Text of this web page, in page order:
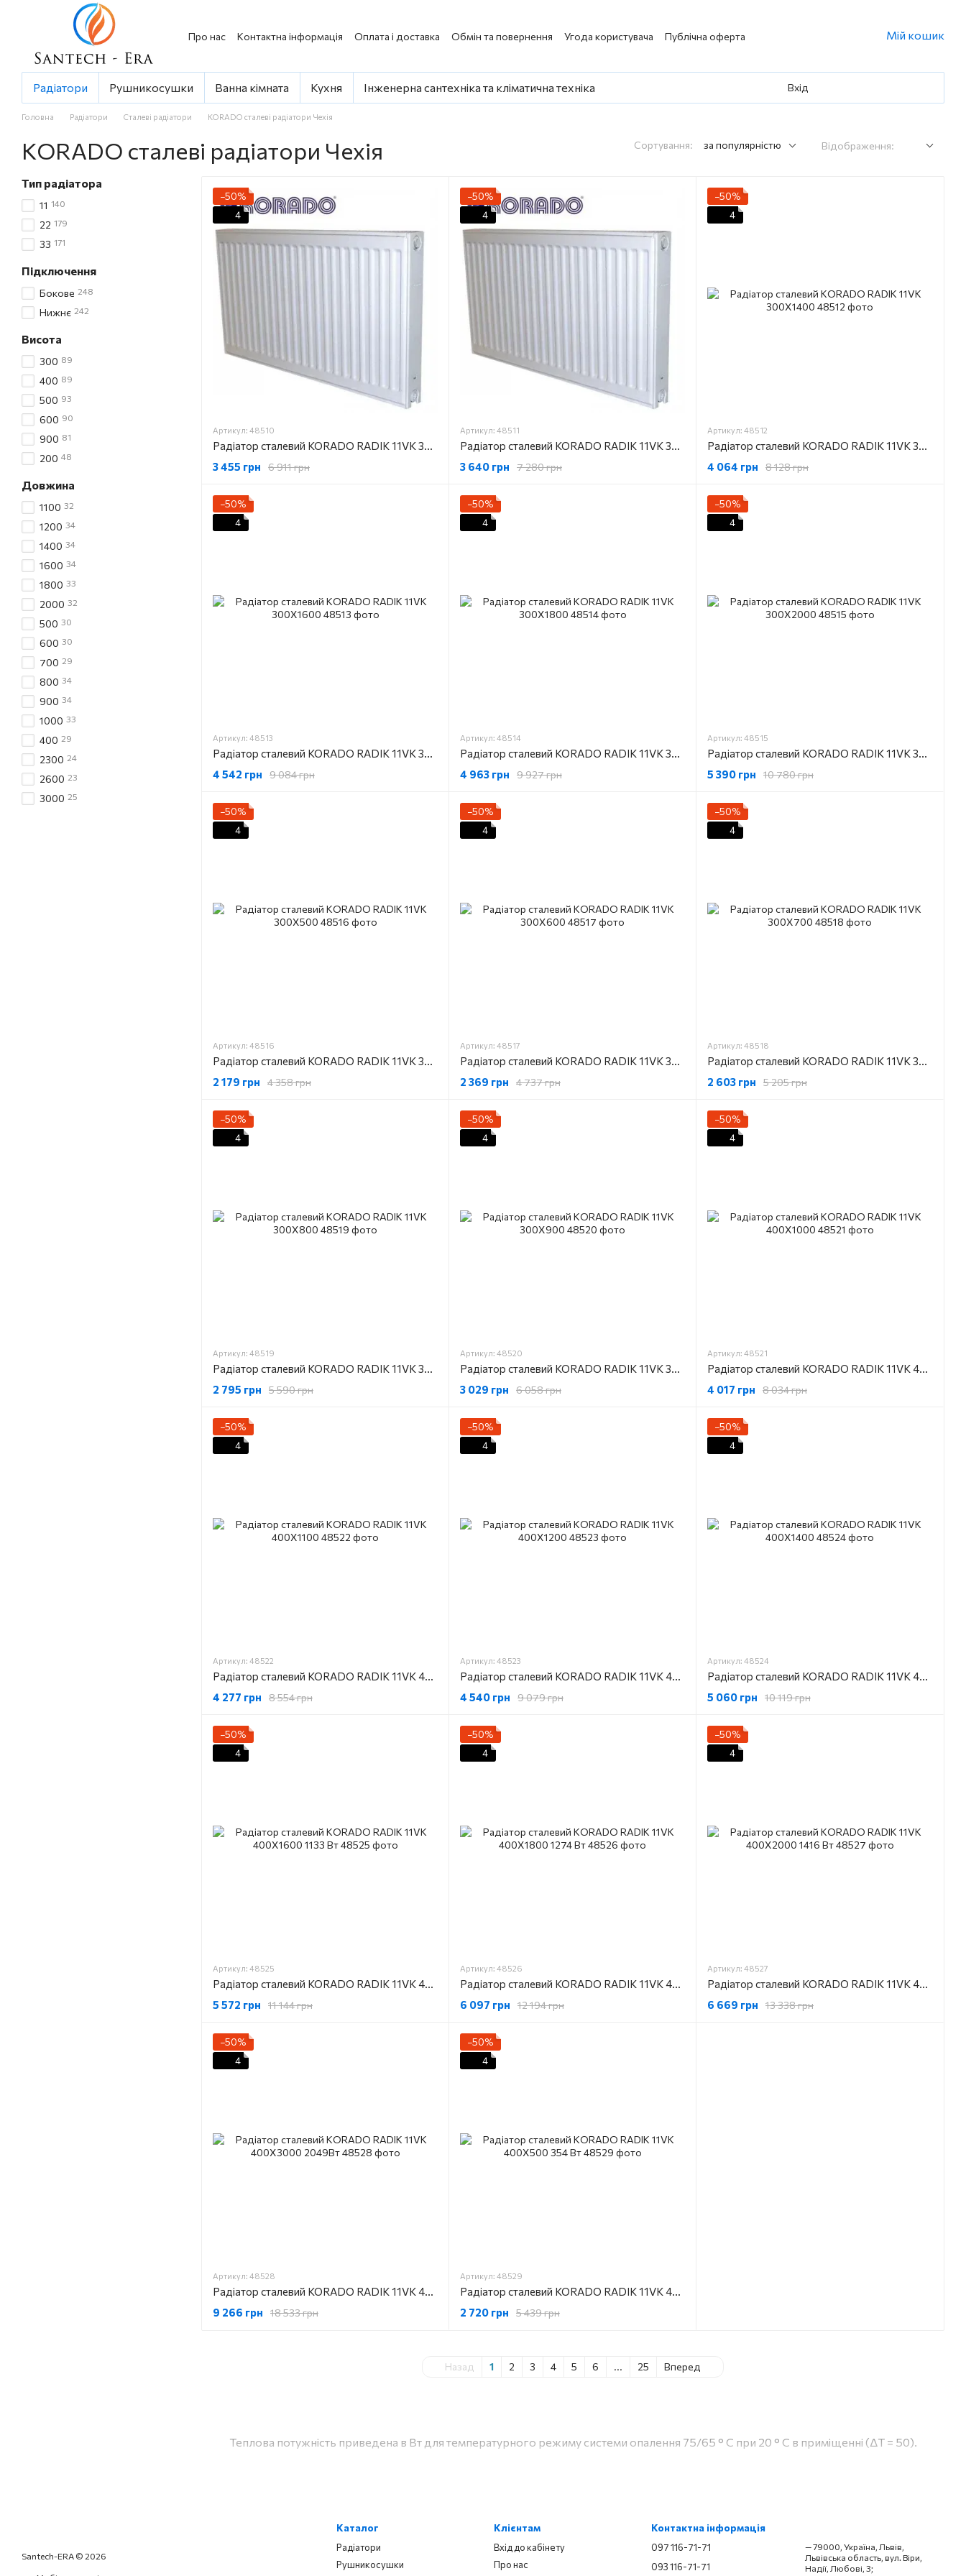
Перейти до основного контенту
Про нас Контактна інформація Оплата і доставка Обмін та повернення Угода користувача Публічна оферта Мій кошик
Радіатори Рушникосушки Ванна кімната Кухня Інженерна сантехніка та кліматична техніка Вхід
Головна Радіатори Сталеві радіатори KORADO сталеві радіатори Чехія
KORADO сталеві радіатори Чехія Сортування: за популярністю Відображення:
Теплова потужність приведена в Вт для температурного режиму системи опалення 75/65 ° C при 20 ° C в приміщенні (ΔT = 50).
−50%
4
Артикул: 48510
Радіатор сталевий KORADO RADIK 11VK 300X1100
6 911 грн
3 455 грн
−50%
4
Артикул: 48511
Радіатор сталевий KORADO RADIK 11VK 300X1200
7 280 грн
3 640 грн
−50%
4
Артикул: 48512
Радіатор сталевий KORADO RADIK 11VK 300X1400
8 128 грн
4 064 грн
−50%
4
Артикул: 48513
Радіатор сталевий KORADO RADIK 11VK 300X1600
9 084 грн
4 542 грн
−50%
4
Артикул: 48514
Радіатор сталевий KORADO RADIK 11VK 300X1800
9 927 грн
4 963 грн
−50%
4
Артикул: 48515
Радіатор сталевий KORADO RADIK 11VK 300X2000
10 780 грн
5 390 грн
−50%
4
Артикул: 48516
Радіатор сталевий KORADO RADIK 11VK 300X500
4 358 грн
2 179 грн
−50%
4
Артикул: 48517
Радіатор сталевий KORADO RADIK 11VK 300X600
4 737 грн
2 369 грн
−50%
4
Артикул: 48518
Радіатор сталевий KORADO RADIK 11VK 300X700
5 205 грн
2 603 грн
−50%
4
Артикул: 48519
Радіатор сталевий KORADO RADIK 11VK 300X800
5 590 грн
2 795 грн
−50%
4
Артикул: 48520
Радіатор сталевий KORADO RADIK 11VK 300X900
6 058 грн
3 029 грн
−50%
4
Артикул: 48521
Радіатор сталевий KORADO RADIK 11VK 400X1000
8 034 грн
4 017 грн
−50%
4
Артикул: 48522
Радіатор сталевий KORADO RADIK 11VK 400X1100
8 554 грн
4 277 грн
−50%
4
Артикул: 48523
Радіатор сталевий KORADO RADIK 11VK 400X1200
9 079 грн
4 540 грн
−50%
4
Артикул: 48524
Радіатор сталевий KORADO RADIK 11VK 400X1400
10 119 грн
5 060 грн
−50%
4
Артикул: 48525
Радіатор сталевий KORADO RADIK 11VK 400X1600 1133 Вт
11 144 грн
5 572 грн
−50%
4
Артикул: 48526
Радіатор сталевий KORADO RADIK 11VK 400X1800 1274 Вт
12 194 грн
6 097 грн
−50%
4
Артикул: 48527
Радіатор сталевий KORADO RADIK 11VK 400X2000 1416 Вт
13 338 грн
6 669 грн
−50%
4
Артикул: 48528
Радіатор сталевий KORADO RADIK 11VK 400X3000 2049Вт
18 533 грн
9 266 грн
−50%
4
Артикул: 48529
Радіатор сталевий KORADO RADIK 11VK 400X500 354 Вт
5 439 грн
2 720 грн
Назад 1 2 3 4 5 6 ... 25 Вперед
Тип радіатора
11 140
22 179
33 171
Підключення
Бокове 248
Нижнє 242
Висота
300 89
400 89
500 93
600 90
900 81
200 48
Довжина
1100 32
1200 34
1400 34
1600 34
1800 33
2000 32
500 30
600 30
700 29
800 34
900 34
1000 33
400 29
2300 24
2600 23
3000 25
Santech-ERA © 2026
Каталог
Радіатори
Рушникосушки
Клієнтам
Вхід до кабінету
Про нас
Контактна інформація
097 116-71-71
093 116-71-71
— 79000, Україна, Львів,
Львівська область, вул. Віри,
Надії, Любові, 3;